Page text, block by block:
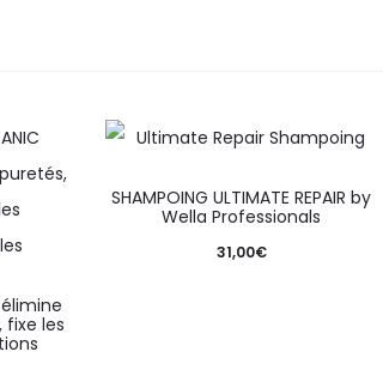
élimine
fixe les
SHAMPOING ULTIMATE REPAIR by
Wella Professionals
31,00€